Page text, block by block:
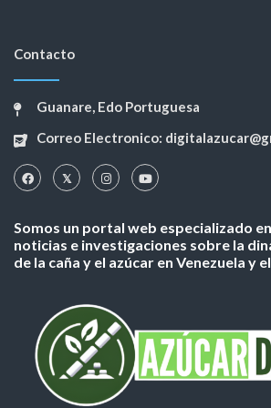
Contacto
Guanare, Edo Portuguesa
Correo Electronico:
Somos un portal web especializado
noticias e investigaciones sobre la
de la caña y el azúcar en Venezuela y